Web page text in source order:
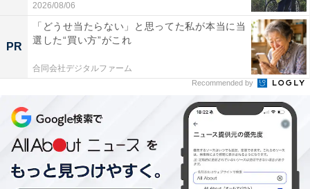
2. 批判疲れ
新型コロナは無症状の人からの感染が問題視されている
ため、無自覚な感染拡大の「加害者にならないようにし
ましょう」という言い方を時々目にします。
外出時にマスクをするなどして、感染を広げないよう気
を配るのは大切なことですが、筆者はこの「加害者」と
2026/08/06
PR
「どうせ当たらない」と思ってた私が本当に当
選した“買い方”がこれ
合同会社デジタルファーム
Recommended by